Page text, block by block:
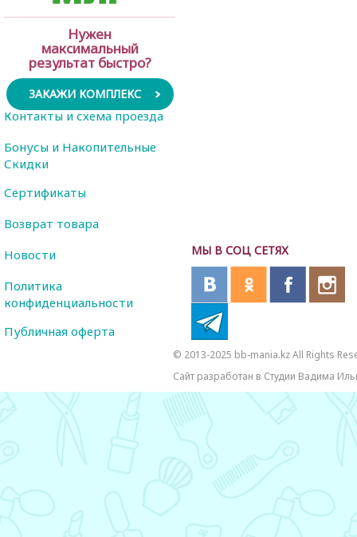
Нужен
максимальный
результат быстро?
ЗАКАЖИ КОМПЛЕКС
МЫ В СОЦ СЕТЯХ
Контакты и схема проезда
Бонусы и Накопительные
Скидки
Сертификаты
Возврат товара
Новости
Политика
конфиденциальности
Публичная оферта
© 2013-2025 bb-mania.kz All Rights
Сайт разработан в Студии Вадима